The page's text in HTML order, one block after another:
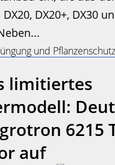
DX20+, DX30
und Pflanzenschutz
limitiertes
6215
auf